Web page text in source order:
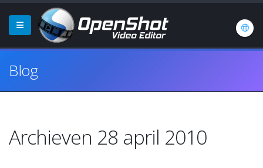
Blog
Archieven 28 april 2010